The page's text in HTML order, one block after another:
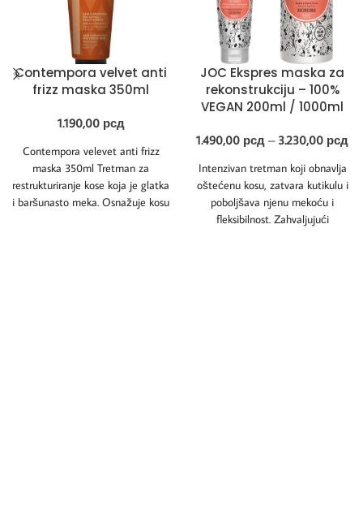
Contempora velvet anti
frizz maska 350ml
1.190,00 рсд
Contempora velevet anti frizz
maska 350ml Tretman za
restrukturiranje kose koja je glatka
i baršunasto meka. Osnažuje kosu
JOC Ekspres maska za
rekonstrukciju – 100%
VEGAN 200ml / 1000ml
1.490,00 рсд – 3.230,00 рсд
Intenzivan tretman koji obnavlja
oštećenu kosu, zatvara kutikulu i
poboljšava njenu mekoću i
fleksibilnost. Zahvaljujući